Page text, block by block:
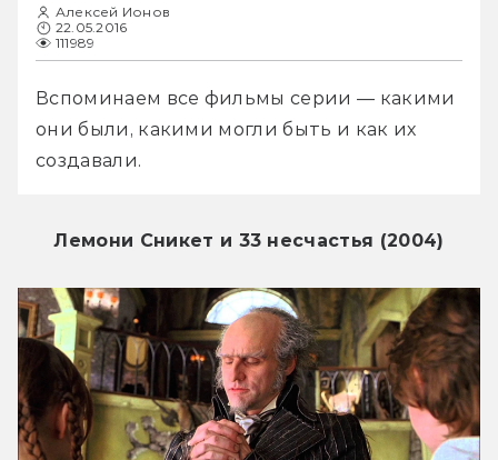
Алексей Ионов
22.05.2016
111989
Вспоминаем все фильмы серии — какими
они были, какими могли быть и как их
создавали.
Лемони Сникет и 33 несчастья (2004)